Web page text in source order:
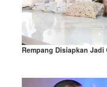
Rempang Disiapkan